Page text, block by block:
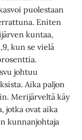
puolestaan
Eniten
kuntaa,
kun se vielä
johtuu
Aika paljon
Merijärveltä käy
jotka ovat aika
kunnanjohtaja